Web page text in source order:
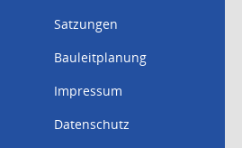
Satzungen
Bauleitplanung
Impressum
Datenschutz